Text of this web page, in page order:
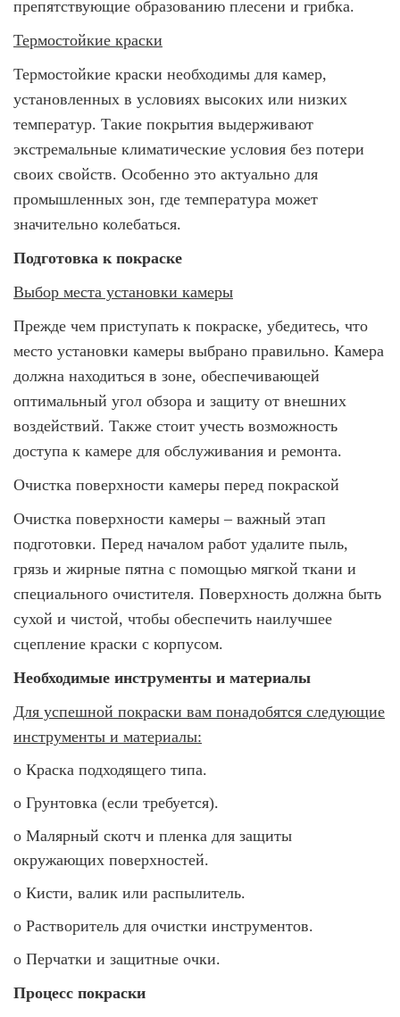
препятствующие образованию плесени и грибка.
Термостойкие краски
Термостойкие краски необходимы для камер,
установленных в условиях высоких или низких
температур. Такие покрытия выдерживают
экстремальные климатические условия без потери
своих свойств. Особенно это актуально для
промышленных зон, где температура может
значительно колебаться.
Подготовка к покраске
Выбор места установки камеры
Прежде чем приступать к покраске, убедитесь, что
место установки камеры выбрано правильно. Камера
должна находиться в зоне, обеспечивающей
оптимальный угол обзора и защиту от внешних
воздействий. Также стоит учесть возможность
доступа к камере для обслуживания и ремонта.
Очистка поверхности камеры перед покраской
Очистка поверхности камеры – важный этап
подготовки. Перед началом работ удалите пыль,
грязь и жирные пятна с помощью мягкой ткани и
специального очистителя. Поверхность должна быть
сухой и чистой, чтобы обеспечить наилучшее
сцепление краски с корпусом.
Необходимые инструменты и материалы
Для успешной покраски вам понадобятся следующие
инструменты и материалы:
o Краска подходящего типа.
o Грунтовка (если требуется).
o Малярный скотч и пленка для защиты
окружающих поверхностей.
o Кисти, валик или распылитель.
o Растворитель для очистки инструментов.
o Перчатки и защитные очки.
Процесс покраски